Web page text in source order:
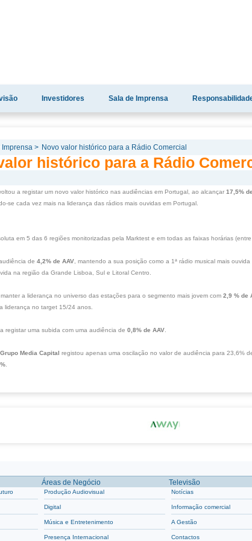
Investidores Sala de Imprensa
> Novo valor histórico para a Rádio Comercial
histórico para a Rádio
a registar um novo valor histórico nas audiências em Portugal, ao alcançar 17,5%
se cada vez mais na liderança das rádios mais ouvidas em Portugal.
em 5 das 6 regiões monitorizadas pela Marktest e em todas as faixas horárias
de 4,2% de AAV, mantendo a sua posição como a 1ª rádio musical mais
na região da Grande Lisboa, Sul e Litoral Centro.
a liderança no universo das estações para o segmento mais jovem com 2,9 % de
liderança no target 15/24 anos.
registar uma subida com uma audiência de 0,8% de AAV.
Grupo Media Capital registou apenas uma oscilação no valor de audiência para 23,6%
.
Áreas de Negócio
Produção Audiovisual
Digital
Música e Entretenimento
Presença Internacional
Televisão
Notícias
Informação comercial
A Gestão
Contactos